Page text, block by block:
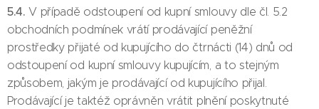
5.4.V případě odstoupení od kupní smlouvy dle čl. 5.2
obchodních podmínek vrátí prodávající peněžní
prostředky přijaté od kupujícího do čtrnácti (14) dnů od
odstoupení od kupní smlouvy kupujícím, a to stejným
způsobem, jakým je prodávající od kupujícího přijal.
Prodávající je taktéž oprávněn vrátit plnění poskytnuté